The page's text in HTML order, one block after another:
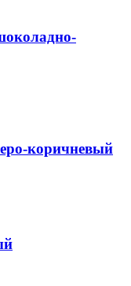
коричневый